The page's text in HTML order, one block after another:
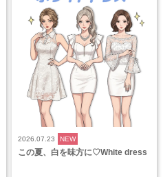
2026.07.23 NEW
この夏、白を味方に♡White dress